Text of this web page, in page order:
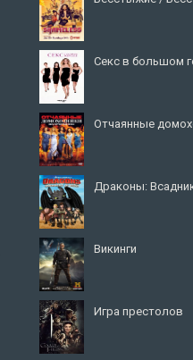
Секс в большом
Отчаянные
Драконы:
Викинги
Игра престолов